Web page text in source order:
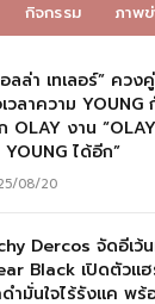
กิจกรรม ภาพข่
ลล่า เทเลอร์” คว
วลาความ YOUNG
OLAY งาน
YOUNG ได้อีก”
08/20
Dercos จัดอีเ
Black เปิดตัวแ
ำมั่นใจไร้รังแค พร้